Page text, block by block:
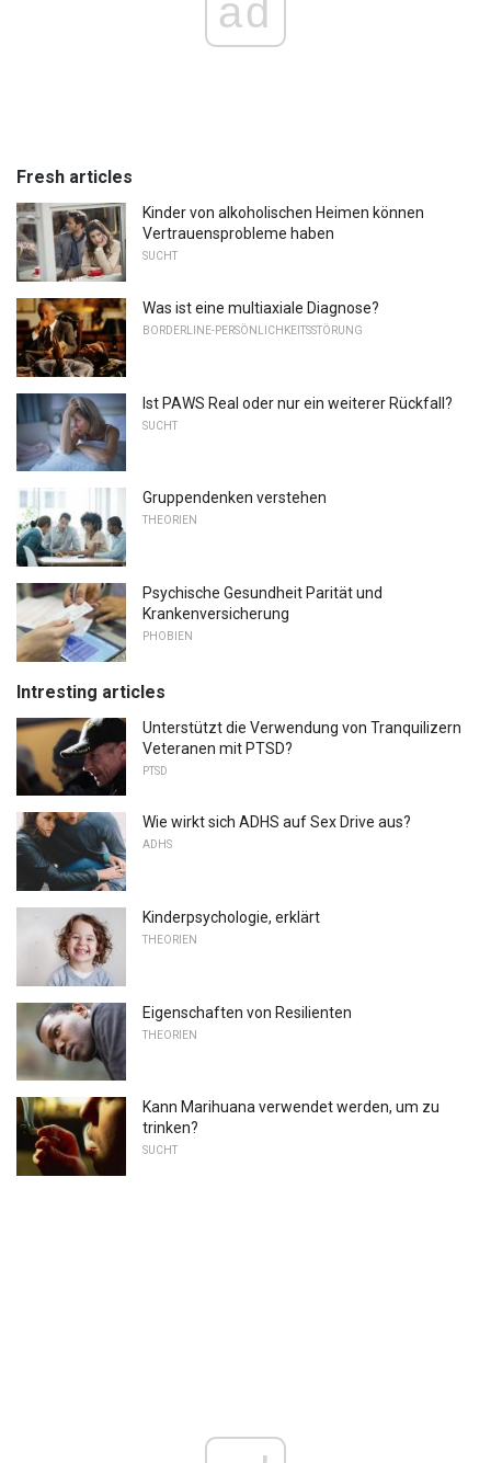
ad
Fresh articles
Kinder von alkoholischen Heimen können
Vertrauensprobleme haben
SUCHT
Was ist eine multiaxiale Diagnose?
BORDERLINE-PERSÖNLICHKEITSSTÖRUNG
Ist PAWS Real oder nur ein weiterer Rückfall?
SUCHT
Gruppendenken verstehen
THEORIEN
Psychische Gesundheit Parität und
Krankenversicherung
PHOBIEN
Intresting articles
Unterstützt die Verwendung von Tranquilizern
Veteranen mit PTSD?
PTSD
Wie wirkt sich ADHS auf Sex Drive aus?
ADHS
Kinderpsychologie, erklärt
THEORIEN
Eigenschaften von Resilienten
THEORIEN
Kann Marihuana verwendet werden, um zu
trinken?
SUCHT